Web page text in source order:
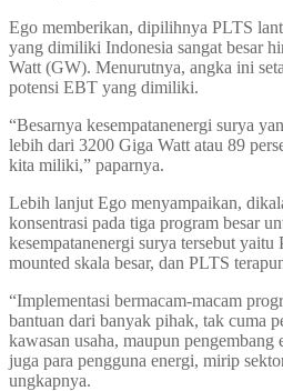
Ego memberikan, dipilihnya PLTS
yang dimiliki Indonesia sangat besar
Watt (GW). Menurutnya, angka ini
potensi EBT yang dimiliki.
“Besarnya kesempatanenergi surya
lebih dari 3200 Giga Watt atau 89
kita miliki,” paparnya.
Lebih lanjut Ego menyampaikan,
konsentrasi pada tiga program besar
kesempatanenergi surya tersebut
mounted skala besar, dan PLTS
“Implementasi bermacam-macam
bantuan dari banyak pihak, tak cuma
kawasan usaha, maupun pengembang
juga para pengguna energi, mirip
ungkapnya.